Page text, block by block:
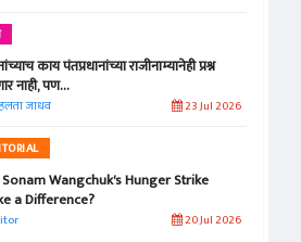
काय पंतप्रधानांच्या राजीनाम्यानेही प्रश्न
नाही, पण...
जाधव 23 Jul 2026
Wangchuk's Hunger Strike
a Difference?
20 Jul 2026